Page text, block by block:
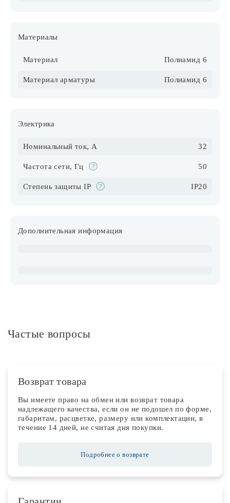
Материалы
Материал Полиамид 6
Материал арматуры Полиамид 6
Электрика
Номинальный ток, А 32
Частота сети, Гц 50
Степень защиты IP IP20
Дополнительная информация
Частые вопросы
Возврат товара
Вы имеете право на обмен или возврат товара
надлежащего качества, если он не подошел по форме,
габаритам, расцветке, размеру или комплектации, в
течение 14 дней, не считая дня покупки.
Подробнее о возврате
Гарантии